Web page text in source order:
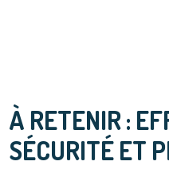
À RETENIR :
SÉCURITÉ ET